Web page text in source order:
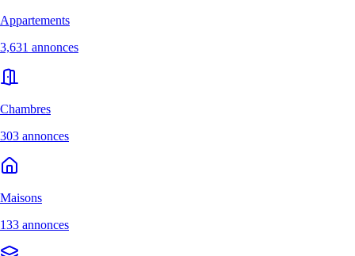
Appartements
3,631 annonces
Chambres
303 annonces
Maisons
133 annonces